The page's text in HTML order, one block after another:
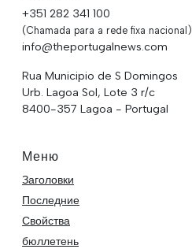
+351 282 341 100
(Chamada para a rede fixa nacional)
info@theportugalnews.com
Rua Municipio de S Domingos
Urb. Lagoa Sol, Lote 3 r/c
8400-357 Lagoa - Portugal
Меню
Заголовки
Последние
Свойства
бюллетень